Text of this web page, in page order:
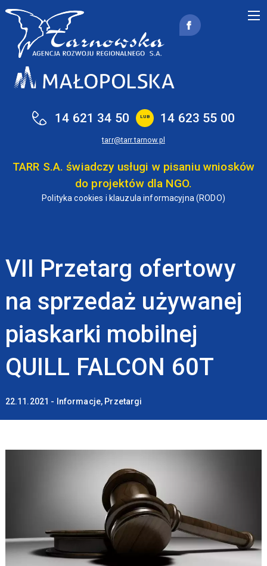
14 621 34 50 LUB 14 623 55 00
tarr@tarr.tarnow.pl
TARR S.A. świadczy usługi w pisaniu wniosków
do projektów dla NGO.
Polityka cookies i klauzula informacyjna (RODO)
VII Przetarg ofertowy
na sprzedaż używanej
piaskarki mobilnej
QUILL FALCON 60T
22.11.2021 - Informacje, Przetargi